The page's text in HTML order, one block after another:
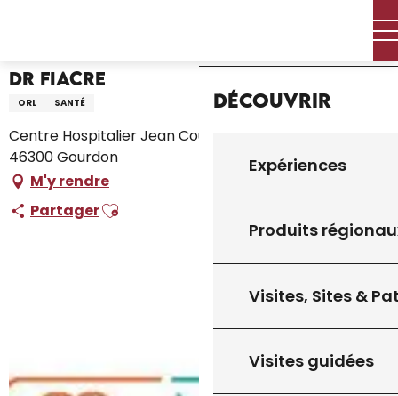
principal
Découvrir
Expériences
Produits
Visites, Sites &
Visites guidées
Dr Fiacre
ORL SANTÉ
Centre Hospitalier Jean Coulon Avenue Pasteur,
46300 Gourdon
M'y rendre
PartagerAjouter aux favoris